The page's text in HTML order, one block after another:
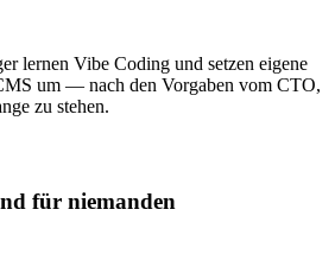
lernen Vibe Coding und setzen eigene
um — nach den Vorgaben vom CTO,
zu stehen.
für niemanden